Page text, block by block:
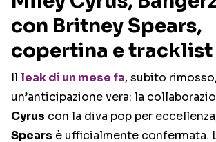
con Britney Spears,
copertina e tracklist
Il leak di un mese fa, subito
un’anticipazione vera: la
Cyrus con la diva pop per
Spears è ufficialmente confermata.